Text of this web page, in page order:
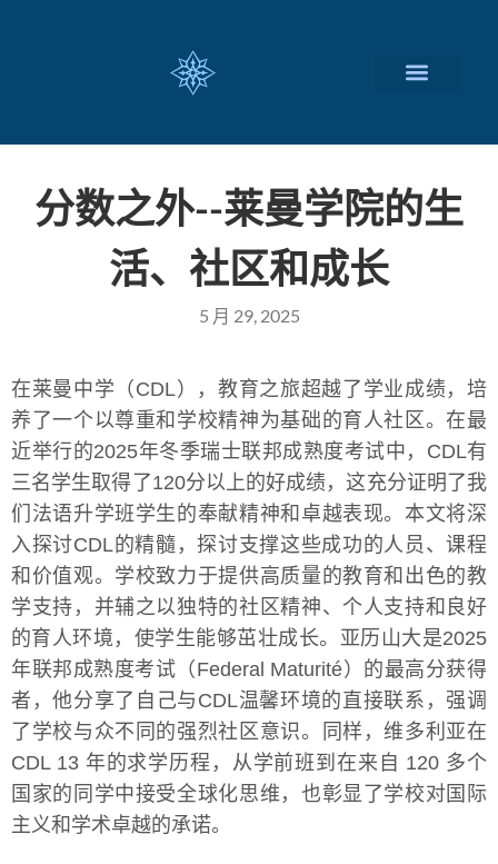
分数之外--莱曼学院的生
活、社区和成长
5 月 29, 2025
在莱曼中学（CDL），教育之旅超越了学业成绩，培
养了一个以尊重和学校精神为基础的育人社区。在最
近举行的2025年冬季瑞士联邦成熟度考试中，CDL有
三名学生取得了120分以上的好成绩，这充分证明了我
们法语升学班学生的奉献精神和卓越表现。本文将深
入探讨CDL的精髓，探讨支撑这些成功的人员、课程
和价值观。学校致力于提供高质量的教育和出色的教
学支持，并辅之以独特的社区精神、个人支持和良好
的育人环境，使学生能够茁壮成长。亚历山大是2025
年联邦成熟度考试（Federal Maturité）的最高分获得
者，他分享了自己与CDL温馨环境的直接联系，强调
了学校与众不同的强烈社区意识。同样，维多利亚在
CDL 13 年的求学历程，从学前班到在来自 120 多个
国家的同学中接受全球化思维，也彰显了学校对国际
主义和学术卓越的承诺。